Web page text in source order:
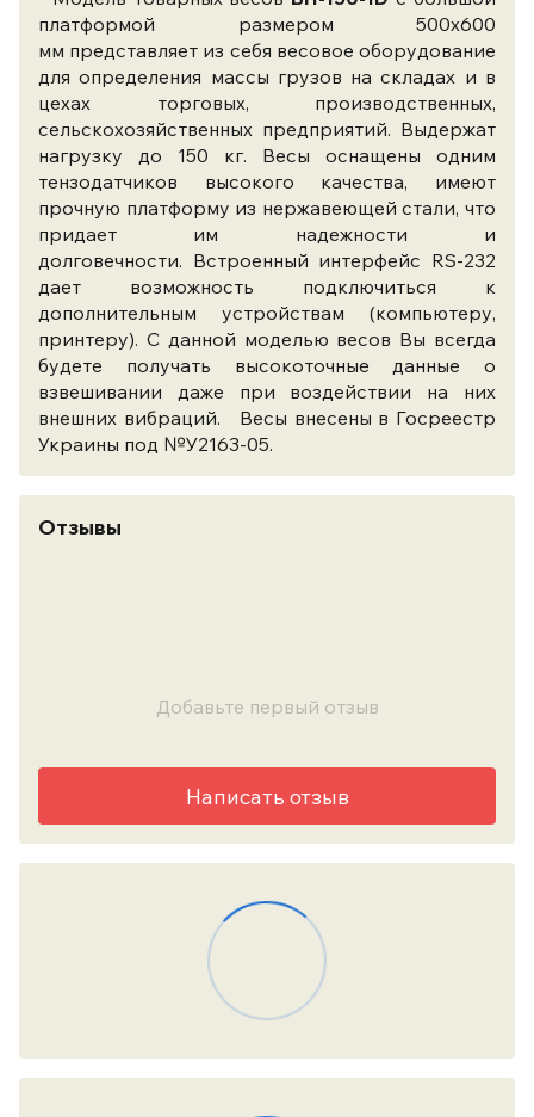
платформой размером 500х600
мм представляет из себя весовое оборудование
для определения массы грузов на складах и в
цехах торговых, производственных,
сельскохозяйственных предприятий. Выдержат
нагрузку до 150 кг. Весы оснащены одним
тензодатчиков высокого качества, имеют
прочную платформу из нержавеющей стали, что
придает им надежности и
долговечности. Встроенный интерфейс RS-232
дает возможность подключиться к
дополнительным устройствам (компьютеру,
принтеру). С данной моделью весов Вы всегда
будете получать высокоточные данные о
взвешивании даже при воздействии на них
внешних вибраций. ​ Весы внесены в Госреестр
Украины под №У2163-05.
Отзывы
Добавьте первый отзыв
Написать отзыв